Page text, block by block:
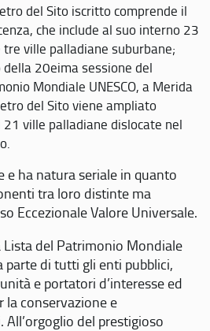
del Sito iscritto comprende il
che include al suo interno 23
ville palladiane suburbane;
20eima sessione del
Mondiale UNESCO, a Merida
del Sito viene ampliato
ville palladiane dislocate nel
e ha natura seriale in quanto
tra loro distinte ma
Eccezionale Valore Universale.
Lista del Patrimonio Mondiale
parte di tutti gli enti pubblici,
e portatori d’interesse ed
la conservazione e
All’orgoglio del prestigioso